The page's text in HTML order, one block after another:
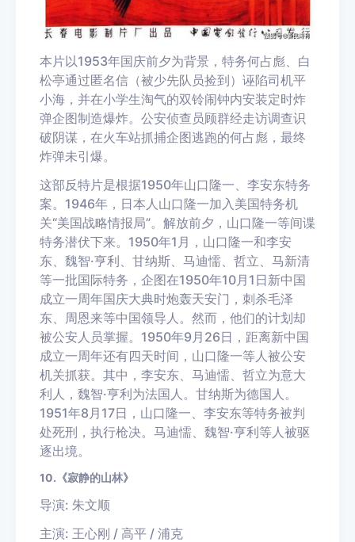
本片以1953年国庆前夕为背景，特务何占彪、白
松亭通过匿名信（被少先队员捡到）诬陷司机平
小海，并在小学生淘气的双铃闹钟内安装定时炸
弹企图制造爆炸。公安侦查员顾群经走访调查识
破阴谋，在火车站抓捕企图逃跑的何占彪，最终
炸弹未引爆。
这部反特片是根据1950年山口隆一、李安东特务
案。1946年，日本人山口隆一加入美国特务机
关“美国战略情报局”。解放前夕，山口隆一等间谍
特务潜伏下来。1950年1月，山口隆一和李安
东、魏智·亨利、甘纳斯、马迪懦、哲立、马新清
等一批国际特务，企图在1950年10月1日新中国
成立一周年国庆大典时炮轰天安门，刺杀毛泽
东、周恩来等中国领导人。然而，他们的计划却
被公安人员掌握。1950年9月26日，距离新中国
成立一周年还有四天时间，山口隆一等人被公安
机关抓获。其中，李安东、马迪懦、哲立为意大
利人，魏智·亨利为法国人。甘纳斯为德国人。
1951年8月17日，山口隆一、李安东等特务被判
处死刑，执行枪决。马迪懦、魏智·亨利等人被驱
逐出境。
10.《寂静的山林》
导演: 朱文顺
主演: 王心刚 / 高平 / 浦克